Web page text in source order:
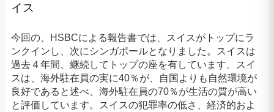
イス
今回の、HSBCによる報告書では、スイスがトップにラ
ンクインし、次にシンガポールとなりました。スイスは
過去４年間、継続してトップの座を有しています。スイ
スは、海外駐在員の実に40％が、自国よりも自然環境が
良好であると述べ、海外駐在員の70％が生活の質が高い
と評価しています。スイスの犯罪率の低さ、経済的およ